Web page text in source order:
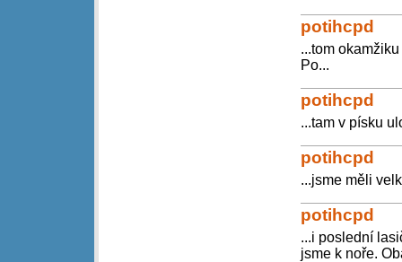
potihcpd
...tom
Po...
potihcpd
...tam v písku
potihcpd
...jsme měli
potihcpd
...i poslední
jsme k noře.